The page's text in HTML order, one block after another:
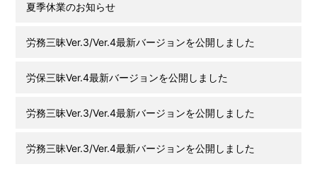
夏季休業のお知らせ
労務三昧Ver.3/Ver.4最新バージョンを公開しました
労保三昧Ver.4最新バージョンを公開しました
労務三昧Ver.3/Ver.4最新バージョンを公開しました
労務三昧Ver.3/Ver.4最新バージョンを公開しました